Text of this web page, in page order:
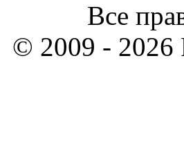
Все
© 2009 - 2026